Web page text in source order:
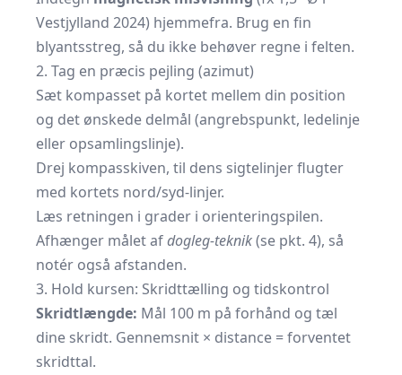
Vestjylland 2024) hjemmefra. Brug en fin
blyantsstreg, så du ikke behøver regne i felten.
2. Tag en præcis pejling (azimut)
Sæt kompasset på kortet mellem din position
og det ønskede delmål (angrebspunkt, ledelinje
eller opsamlingslinje).
Drej kompasskiven, til dens sigtelinjer flugter
med kortets nord/syd-linjer.
Læs retningen i grader i orienteringspilen.
Afhænger målet afdogleg-teknik(se pkt. 4), så
notér også afstanden.
3. Hold kursen: Skridttælling og tidskontrol
Skridtlængde: Mål 100 m på forhånd og tæl
dine skridt. Gennemsnit × distance = forventet
skridttal.